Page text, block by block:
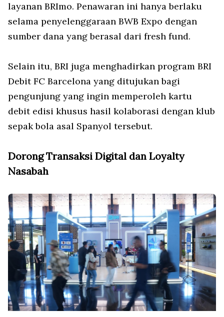
layanan BRImo. Penawaran ini hanya berlaku
selama penyelenggaraan BWB Expo dengan
sumber dana yang berasal dari fresh fund.
Selain itu, BRI juga menghadirkan program BRI
Debit FC Barcelona yang ditujukan bagi
pengunjung yang ingin memperoleh kartu
debit edisi khusus hasil kolaborasi dengan klub
sepak bola asal Spanyol tersebut.
Dorong Transaksi Digital dan Loyalty
Nasabah